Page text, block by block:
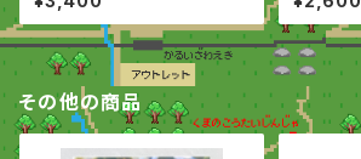
その他の商品